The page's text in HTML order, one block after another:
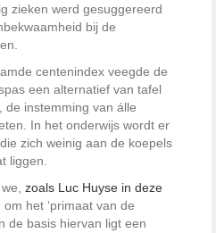
zieken werd gesuggereerd
bij de
centenindex veegde de
een alternatief van tafel
de instemming van álle
In het onderwijs wordt er
zich weinig aan de koepels
liggen.
zoals Luc Huyse in deze
het ‘primaat van de
de basis hiervan ligt een